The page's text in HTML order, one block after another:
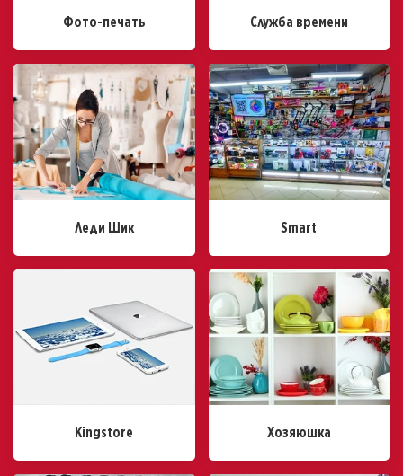
Фото-печать Служба времени
Леди Шик Smart
Kingstore Хозяюшка